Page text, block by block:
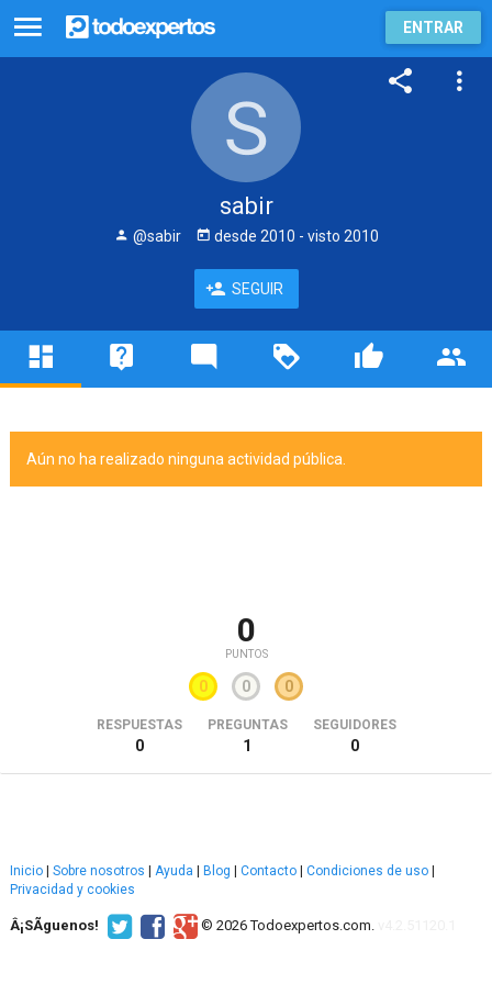
ENTRAR
sabir
@sabir desde 2010 - visto 2010
SEGUIR
Aún no ha realizado ninguna actividad pública.
0
PUNTOS
0 0 0
RESPUESTAS
0
PREGUNTAS
1
SEGUIDORES
0
Inicio Sobre nosotros Ayuda Blog Contacto Condiciones de uso
Privacidad y cookies
Â¡SÃ­guenos! © 2026 Todoexpertos.com.